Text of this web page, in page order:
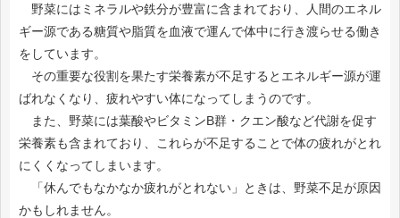
野菜にはミネラルや鉄分が豊富に含まれており、人間のエネル
ギー源である糖質や脂質を血液で運んで体中に行き渡らせる働き
をしています。
その重要な役割を果たす栄養素が不足するとエネルギー源が運
ばれなくなり、疲れやすい体になってしまうのです。
また、野菜には葉酸やビタミンB群・クエン酸など代謝を促す
栄養素も含まれており、これらが不足することで体の疲れがとれ
にくくなってしまいます。
「休んでもなかなか疲れがとれない」ときは、野菜不足が原因
かもしれません。